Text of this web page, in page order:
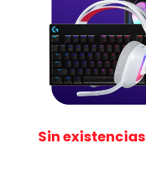
Sin existencias